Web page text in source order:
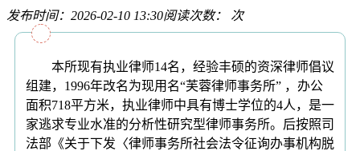
发布时间：2026-02-10 13:30阅读次数： 次
本所现有执业律师14名，经验丰硕的资深律师倡议
组建，1996年改名为现用名“芙蓉律师事务所” ，办公
面积718平方米，执业律师中具有博士学位的4人，是一
家逃求专业水准的分析性研究型律师事务所。后按照司
法部《关于下发〈律师事务所社会法令征询办事机构脱